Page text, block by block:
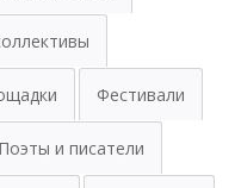
Фестивали
Поэты и писатели